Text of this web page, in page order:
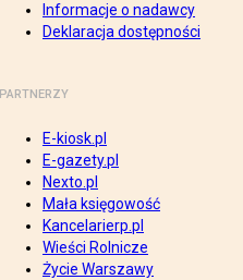
Informacje o nadawcy
Deklaracja dostępności
PARTNERZY
E-kiosk.pl
E-gazety.pl
Nexto.pl
Mała księgowość
Kancelarierp.pl
Wieści Rolnicze
Życie Warszawy